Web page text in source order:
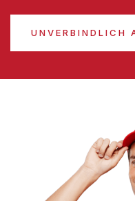
UNVERBINDLICH